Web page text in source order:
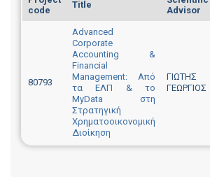
code
Title
Advisor
80793
Advanced
Corporate
Accounting &
Financial
Management: Από
τα ΕΛΠ & το
MyData στη
Στρατηγική
Χρηματοοικονομική
Διοίκηση
ΓΙΩΤΗΣ
ΓΕΩΡΓΙΟΣ